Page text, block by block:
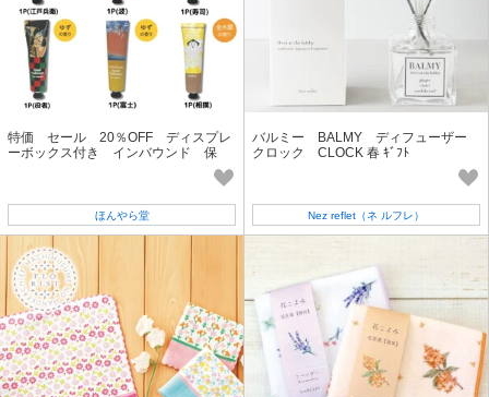
特価 セール 20％OFF ディスプレ
ーボックス付き インバウンド 保
ほんやら堂
バルミー BALMY ディフューザー
クロック CLOCK 春 ｷﾞﾌﾄ
Nez reflet（ネ ルフレ）